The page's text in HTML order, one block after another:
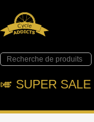
🎺︎ SUPER SALE